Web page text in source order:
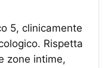
5, clinicamente
Rispetta
zone intime,